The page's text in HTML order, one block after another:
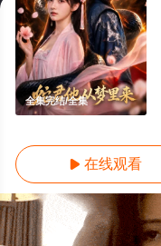
全集完结/全集
 在线观看